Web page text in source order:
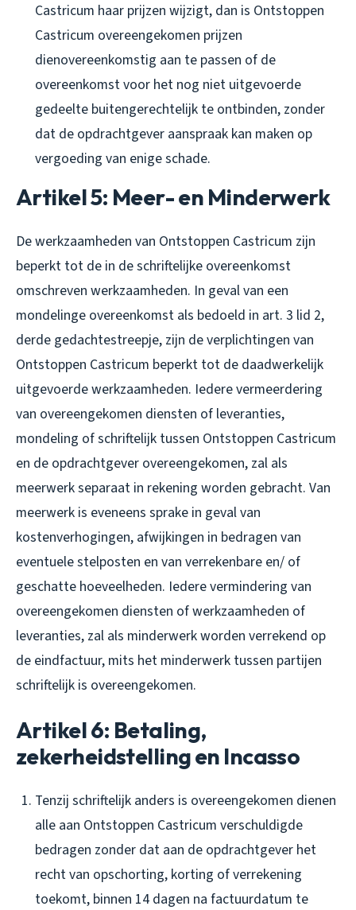
Castricum haar prijzen wijzigt, dan is Ontstoppen
Castricum overeengekomen prijzen
dienovereenkomstig aan te passen of de
overeenkomst voor het nog niet uitgevoerde
gedeelte buitengerechtelijk te ontbinden, zonder
dat de opdrachtgever aanspraak kan maken op
vergoeding van enige schade.
Artikel 5: Meer- en Minderwerk
De werkzaamheden van Ontstoppen Castricum zijn
beperkt tot de in de schriftelijke overeenkomst
omschreven werkzaamheden. In geval van een
mondelinge overeenkomst als bedoeld in art. 3 lid 2,
derde gedachtestreepje, zijn de verplichtingen van
Ontstoppen Castricum beperkt tot de daadwerkelijk
uitgevoerde werkzaamheden. Iedere vermeerdering
van overeengekomen diensten of leveranties,
mondeling of schriftelijk tussen Ontstoppen Castricum
en de opdrachtgever overeengekomen, zal als
meerwerk separaat in rekening worden gebracht. Van
meerwerk is eveneens sprake in geval van
kostenverhogingen, afwijkingen in bedragen van
eventuele stelposten en van verrekenbare en/ of
geschatte hoeveelheden. Iedere vermindering van
overeengekomen diensten of werkzaamheden of
leveranties, zal als minderwerk worden verrekend op
de eindfactuur, mits het minderwerk tussen partijen
schriftelijk is overeengekomen.
Artikel 6: Betaling,
zekerheidstelling en Incasso
Tenzij schriftelijk anders is overeengekomen dienen
alle aan Ontstoppen Castricum verschuldigde
bedragen zonder dat aan de opdrachtgever het
recht van opschorting, korting of verrekening
toekomt, binnen 14 dagen na factuurdatum te